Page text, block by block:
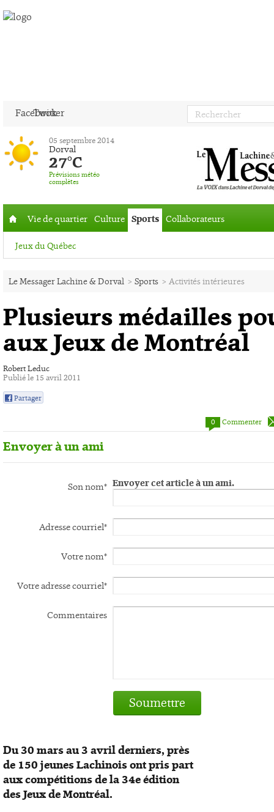
Facebook
Twitter
05 septembre 2014
Dorval
27°C
Prévisions météo
complètes
Accueil
Vie de quartier Culture Sports Collaborateurs
Jeux du Québec
Le Messager Lachine & Dorval > Sports > Activités intérieures
Plusieurs médailles
aux Jeux de Montréal
Robert Leduc
Publié le 15 avril 2011
Partager
0
Commenter
Envoyer à un ami
Envoyer cet article à un ami.
Son nom*
Adresse courriel*
Votre nom*
Votre adresse courriel*
Commentaires
Soumettre
Du 30 mars au 3 avril derniers, près
de 150 jeunes Lachinois ont pris part
aux compétitions de la 34e édition
des Jeux de Montréal.